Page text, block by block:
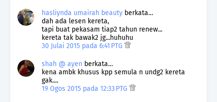
hasliynda umairah beauty berkata…
dah ada lesen kereta,
tapi buat pekasam tiap2 tahun renew...
kereta tak bawak2 jg...huhuhu
30 Julai 2015 pada 6:41 PTG
shah @ ayen berkata…
kena ambk khusus kpp semula n undg2 kereta
gak....
19 Ogos 2015 pada 12:33 PTG